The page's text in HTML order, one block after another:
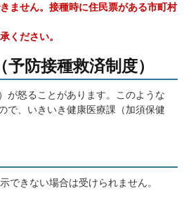
ません。接種時に住民票がある市町村
ください。
防接種救済制度）
が怒ることがあります。このような
で、いきいき健康医療課（加須保健
できない場合は受けられません。